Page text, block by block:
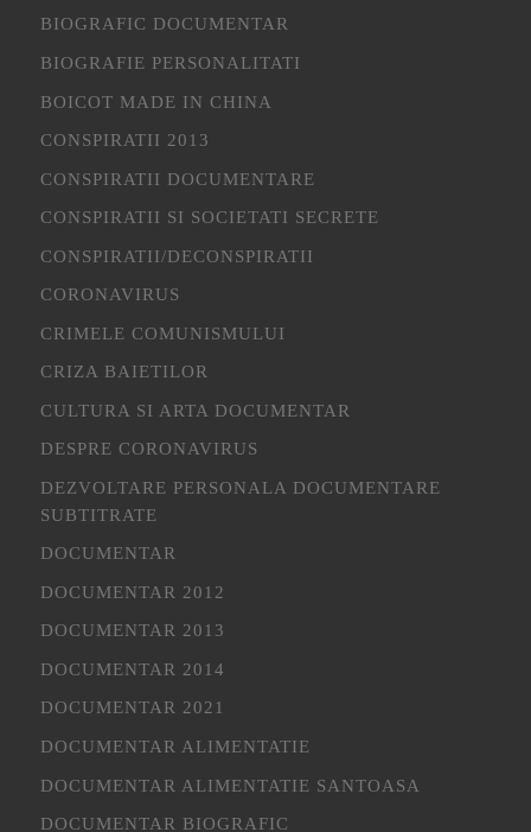
BIOGRAFIC DOCUMENTAR
BIOGRAFIE PERSONALITATI
BOICOT MADE IN CHINA
CONSPIRATII 2013
CONSPIRATII DOCUMENTARE
CONSPIRATII SI SOCIETATI SECRETE
CONSPIRATII/DECONSPIRATII
CORONAVIRUS
CRIMELE COMUNISMULUI
CRIZA BAIETILOR
CULTURA SI ARTA DOCUMENTAR
DESPRE CORONAVIRUS
DEZVOLTARE PERSONALA DOCUMENTARE
SUBTITRATE
DOCUMENTAR
DOCUMENTAR 2012
DOCUMENTAR 2013
DOCUMENTAR 2014
DOCUMENTAR 2021
DOCUMENTAR ALIMENTATIE
DOCUMENTAR ALIMENTATIE SANTOASA
DOCUMENTAR BIOGRAFIC